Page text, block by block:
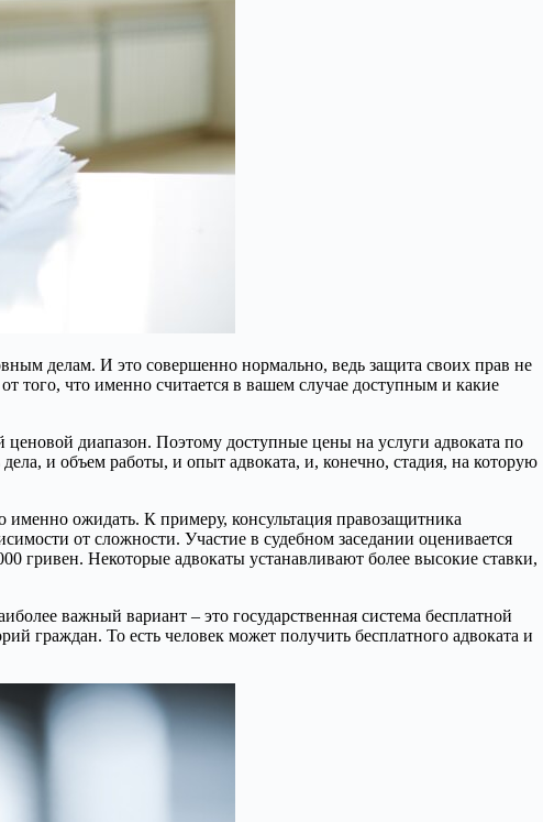
делам. И это совершенно нормально, ведь защита своих прав не
того, что именно считается в вашем случае доступным и какие
диапазон. Поэтому доступные цены на услуги адвоката по
и объем работы, и опыт адвоката, и, конечно, стадия, на которую
именно ожидать. К примеру, консультация правозащитника
от сложности. Участие в судебном заседании оценивается
гривен. Некоторые адвокаты устанавливают более высокие ставки,
важный вариант – это государственная система бесплатной
граждан. То есть человек может получить бесплатного адвоката и